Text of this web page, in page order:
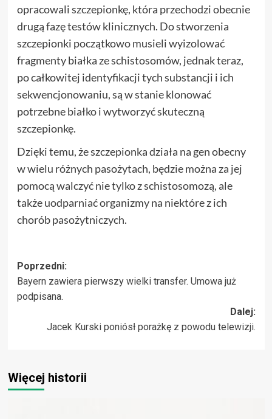
opracowali szczepionkę, która przechodzi obecnie
drugą fazę testów klinicznych. Do stworzenia
szczepionki początkowo musieli wyizolować
fragmenty białka ze schistosomów, jednak teraz,
po całkowitej identyfikacji tych substancji i ich
sekwencjonowaniu, są w stanie klonować
potrzebne białko i wytworzyć skuteczną
szczepionkę.
Dzięki temu, że szczepionka działa na gen obecny
w wielu różnych pasożytach, będzie można za jej
pomocą walczyć nie tylko z schistosomozą, ale
także uodparniać organizmy na niektóre z ich
chorób pasożytniczych.
Zobacz
wpisy
Poprzedni:
Bayern zawiera pierwszy wielki transfer. Umowa już
podpisana.
Dalej:
Jacek Kurski poniósł porażkę z powodu telewizji.
Więcej historii